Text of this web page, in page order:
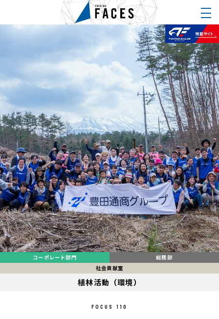
コーポレート部門
総務部
社会貢献室
植林活動（環境）
FOCUS 110